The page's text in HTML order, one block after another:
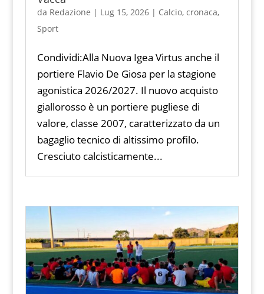
da Redazione | Lug 15, 2026| Calcio, cronaca,
Sport
Condividi:Alla Nuova Igea Virtus anche il
portiere Flavio De Giosa per la stagione
agonistica 2026/2027. Il nuovo acquisto
giallorosso è un portiere pugliese di
valore, classe 2007, caratterizzato da un
bagaglio tecnico di altissimo profilo.
Cresciuto calcisticamente...